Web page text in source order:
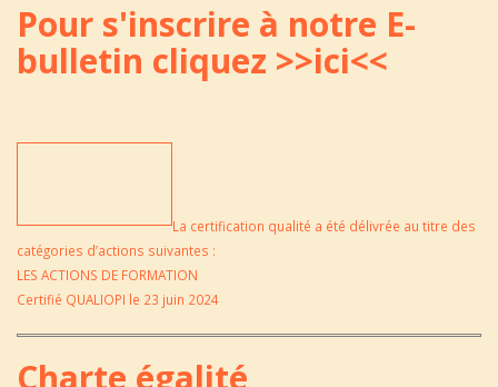
Pour s'inscrire à notre E-
bulletin cliquez >>ici<<
La certification qualité a été délivrée au titre des
catégories d’actions suivantes :
LES ACTIONS DE FORMATION
Certifié QUALIOPI le 23 juin 2024
Charte égalité